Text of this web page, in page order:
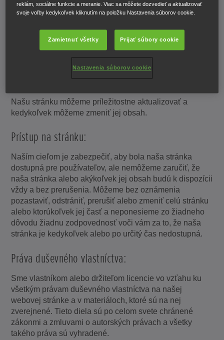
Zmeny týchto podmienok používania a našej
stránky:
tejto stránky. Občas si túto stránku prezrite, aby ste si
všimli všetky vykonané zmeny, pretože budú pre vás
Našu stránku môžeme príležitostne aktualizovať a
kedykoľvek môžeme zmeniť jej obsah.
Prístup na stránku:
Naším cieľom je zabezpečiť, aby bola naša stránka
dostupná pre používateľov, ale nemôžeme zaručiť, že
naša stránka alebo akýkoľvek jej obsah budú k dispozícii
vždy a bez prerušenia. Môžeme bez oznámenia
pozastaviť, odstrániť, prerušiť alebo zmeniť celú stránku
alebo ktorúkoľvek jej časť a neponesieme zo žiadneho
dôvodu žiadnu zodpovednosť voči vám za to, že naša
stránka je kedykoľvek alebo po určitý čas nedostupná.
Práva duševného vlastníctva:
Sme vlastníkom alebo držiteľom licencie vo vzťahu ku
všetkým právam duševného vlastníctva na našej
webovej stránke a v materiáloch, ktoré sú na nej
zverejnené. Tieto diela sú po celom svete chránené
zákonmi a zmluvami o autorských právach a všetky
takého práva sú vyhradené.
reklám, sociálne funkcie a meranie. Viac sa môžete dozvedieť a aktualizovať
svoje voľby kedykoľvek kliknutím na položku Nastavenia súborov cookie.
Zamietnuť všetky Prijať súbory cookie
Nastavenia súborov cookie